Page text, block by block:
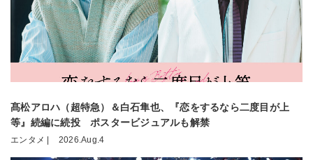
髙松アロハ（超特急）＆白石隼也、『恋をするなら二度目が上
等』続編に続投 ポスタービジュアルも解禁
エンタメ | 2026.Aug.4